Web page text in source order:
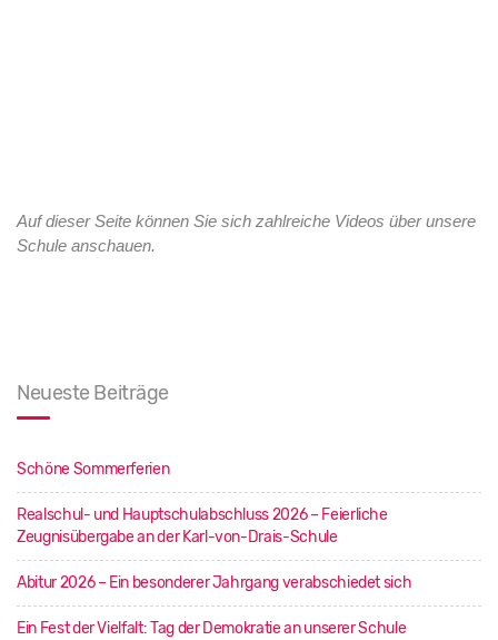
Auf dieser Seite können Sie sich zahlreiche Videos über unsere
Schule anschauen.
Neueste Beiträge
Schöne Sommerferien
Realschul- und Hauptschulabschluss 2026 – Feierliche
Zeugnisübergabe an der Karl-von-Drais-Schule
Abitur 2026 – Ein besonderer Jahrgang verabschiedet sich
Ein Fest der Vielfalt: Tag der Demokratie an unserer Schule